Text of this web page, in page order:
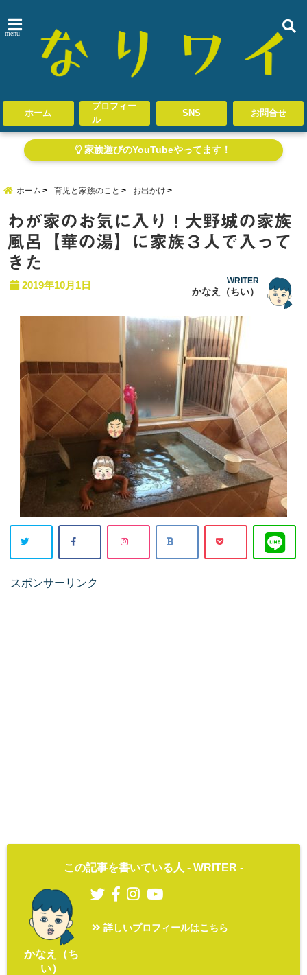
menu
ホーム
プロフィー
ル
SNS お問合せ
家族遊びのYouTubeやってます！
ホーム 育児と家族のこと お出かけ
わが家のお気に入り！大野城の家族
風呂【華の湯】に家族３人で入って
きた
2019年10月1日 WRITER
かなえ（ちい）
スポンサーリンク
この記事を書いている人 - WRITER -
かなえ（ち
い）
詳しいプロフィールはこちら